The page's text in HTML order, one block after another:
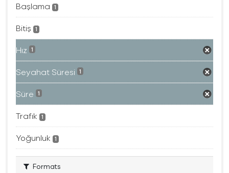
Başlama 1
Bitiş 1
Hız 1
Seyahat Süresi 1
Süre 1
Trafık 1
Yoğunluk 1
Formats